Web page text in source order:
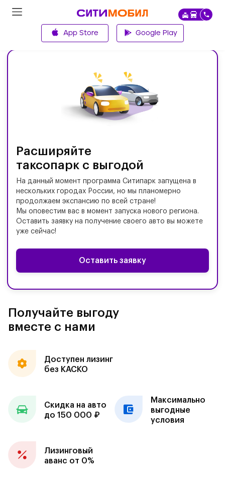
App Store Google Play
Расширяйте
таксопарк с выгодой
На данный момент программа Ситипарк запущена в
нескольких городах России, но мы планомерно
продолжаем экспансию по всей стране!
Мы оповестим вас в момент запуска нового региона.
Оставить заявку на получение своего авто вы можете
уже сейчас!
Оставить заявку
Получайте выгоду
вместе с нами
Доступен лизинг
без КАСКО
Скидка на авто
до 150 000 ₽
Максимально
выгодные
условия
Лизинговый
аванс от 0%